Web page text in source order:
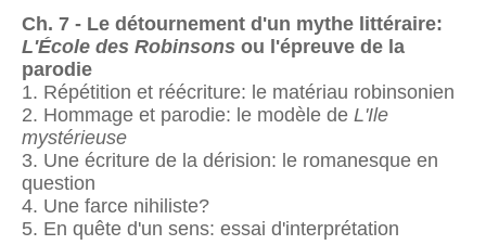
Ch. 7 - Le détournement d'un mythe littéraire:
L'École des Robinsons ou l'épreuve de la
parodie
1. Répétition et réécriture: le matériau robinsonien
2. Hommage et parodie: le modèle de L'Ile
mystérieuse
3. Une écriture de la dérision: le romanesque en
question
4. Une farce nihiliste?
5. En quête d'un sens: essai d'interprétation